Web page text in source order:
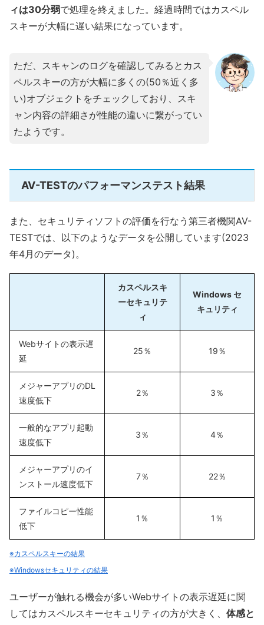
ィは30分弱で処理を終えました。経過時間ではカスペル
スキーが大幅に遅い結果になっています。
ただ、スキャンのログを確認してみるとカス
ペルスキーの方が大幅に多くの(50％近く多
い)オブジェクトをチェックしており、スキ
ャン内容の詳細さが性能の違いに繋がってい
たようです。
AV-TESTのパフォーマンステスト結果
また、セキュリティソフトの評価を行なう第三者機関AV-
TESTでは、以下のようなデータを公開しています(2023
年4月のデータ)。
カスペルスキ
ーセキュリテ
ィ
Windows セ
キュリティ
Webサイトの表示遅
延
25％ 19％
メジャーアプリのDL
速度低下
2％ 3％
一般的なアプリ起動
速度低下
3％ 4％
メジャーアプリのイ
ンストール速度低下
7％ 22％
ファイルコピー性能
低下
1％ 1％
※カスペルスキーの結果
※Windowsセキュリティの結果
ユーザーが触れる機会が多いWebサイトの表示遅延に関
してはカスペルスキーセキュリティの方が大きく、 体感と